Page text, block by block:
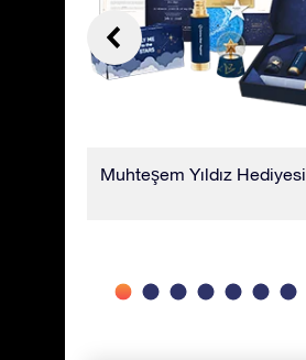
Muhteşem Yıldız Hediyesi